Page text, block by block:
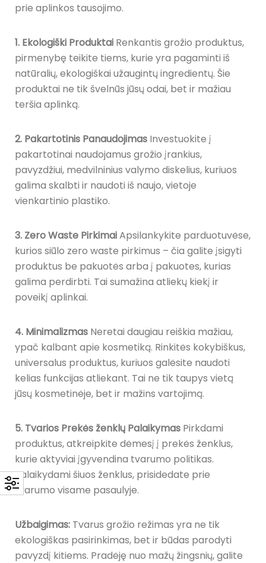
prie aplinkos tausojimo.
1. Ekologiški Produktai Renkantis grožio produktus,
pirmenybę teikite tiems, kurie yra pagaminti iš
natūralių, ekologiškai užaugintų ingredientų. Šie
produktai ne tik švelnūs jūsų odai, bet ir mažiau
teršia aplinką.
2. Pakartotinis Panaudojimas Investuokite į
pakartotinai naudojamus grožio įrankius,
pavyzdžiui, medvilninius valymo diskelius, kuriuos
galima skalbti ir naudoti iš naujo, vietoje
vienkartinio plastiko.
3. Zero Waste PirkimaiApsilankykite parduotuvėse,
kurios siūlo zero waste pirkimus – čia galite įsigyti
produktus be pakuotės arba į pakuotes, kurias
galima perdirbti. Tai sumažina atliekų kiekį ir
poveikį aplinkai.
4. Minimalizmas Neretai daugiau reiškia mažiau,
ypač kalbant apie kosmetiką. Rinkitės kokybiškus,
universalus produktus, kuriuos galėsite naudoti
kelias funkcijas atliekant. Tai ne tik taupys vietą
jūsų kosmetinėje, bet ir mažins vartojimą.
5. Tvarios Prekės ženklų Palaikymas Pirkdami
produktus, atkreipkite dėmesį į prekės ženklus,
kurie aktyviai įgyvendina tvarumo politikas.
Palaikydami šiuos ženklus, prisidedate prie
tvarumo visame pasaulyje.
Užbaigimas: Tvarus grožio režimas yra ne tik
ekologiškas pasirinkimas, bet ir būdas parodyti
pavyzdį kitiems. Pradėję nuo mažų žingsnių, galite